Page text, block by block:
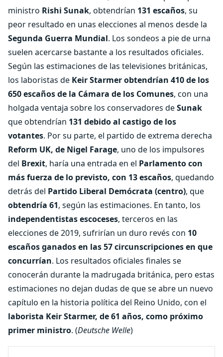
ministro Rishi Sunak, obtendrían 131 escaños, su
peor resultado en unas elecciones al menos desde la
Segunda Guerra Mundial. Los sondeos a pie de urna
suelen acercarse bastante a los resultados oficiales.
Según las estimaciones de las televisiones británicas,
los laboristas de Keir Starmer obtendrían 410 de los
650 escaños de la Cámara de los Comunes, con una
holgada ventaja sobre los conservadores deSunak
que obtendrían 131 debido al castigo de los
votantes. Por su parte, el partido de extrema derecha
Reform UK, de Nigel Farage, uno de los impulsores
del Brexit, haría una entrada en el Parlamento con
más fuerza de lo previsto, con 13 escaños, quedando
detrás del Partido Liberal Demócrata (centro), que
obtendría 61, según las estimaciones. En tanto, los
independentistas escoceses, terceros en las
elecciones de 2019, sufrirían un duro revés con 10
escaños ganados en las 57 circunscripciones en que
concurrían. Los resultados oficiales finales se
conocerán durante la madrugada británica, pero estas
estimaciones no dejan dudas de que se abre un nuevo
capítulo en la historia política del Reino Unido, con el
laborista Keir Starmer, de 61 años, como próximo
primer ministro. (Deutsche Welle)